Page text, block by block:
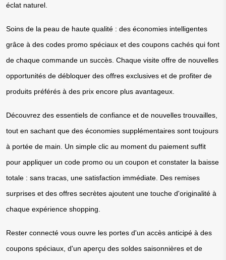
éclat naturel.
Soins de la peau de haute qualité : des économies intelligentes
grâce à des codes promo spéciaux et des coupons cachés qui font
de chaque commande un succès. Chaque visite offre de nouvelles
opportunités de débloquer des offres exclusives et de profiter de
produits préférés à des prix encore plus avantageux.
Découvrez des essentiels de confiance et de nouvelles trouvailles,
tout en sachant que des économies supplémentaires sont toujours
à portée de main. Un simple clic au moment du paiement suffit
pour appliquer un code promo ou un coupon et constater la baisse
totale : sans tracas, une satisfaction immédiate. Des remises
surprises et des offres secrètes ajoutent une touche d'originalité à
chaque expérience shopping.
Rester connecté vous ouvre les portes d'un accès anticipé à des
coupons spéciaux, d'un aperçu des soldes saisonnières et de